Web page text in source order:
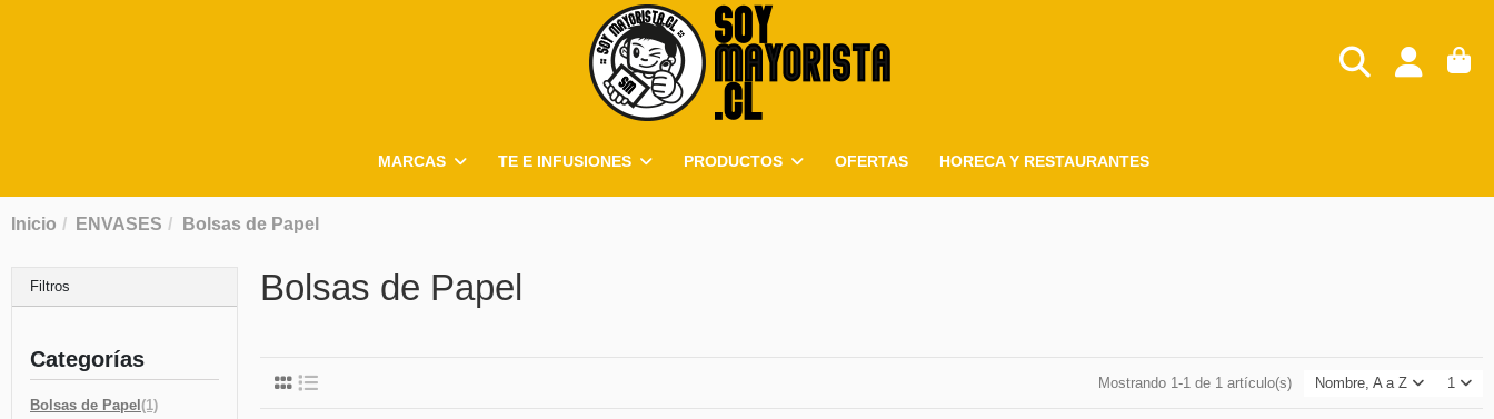
MARCAS TE E INFUSIONES PRODUCTOS OFERTAS HORECA Y RESTAURANTES
Inicio ENVASES Bolsas de Papel
Bolsas de Papel
Mostrando 1-1 de 1 artículo(s) Nombre, A a Z 1
Filtros
Categorías
Bolsas de Papel (1)